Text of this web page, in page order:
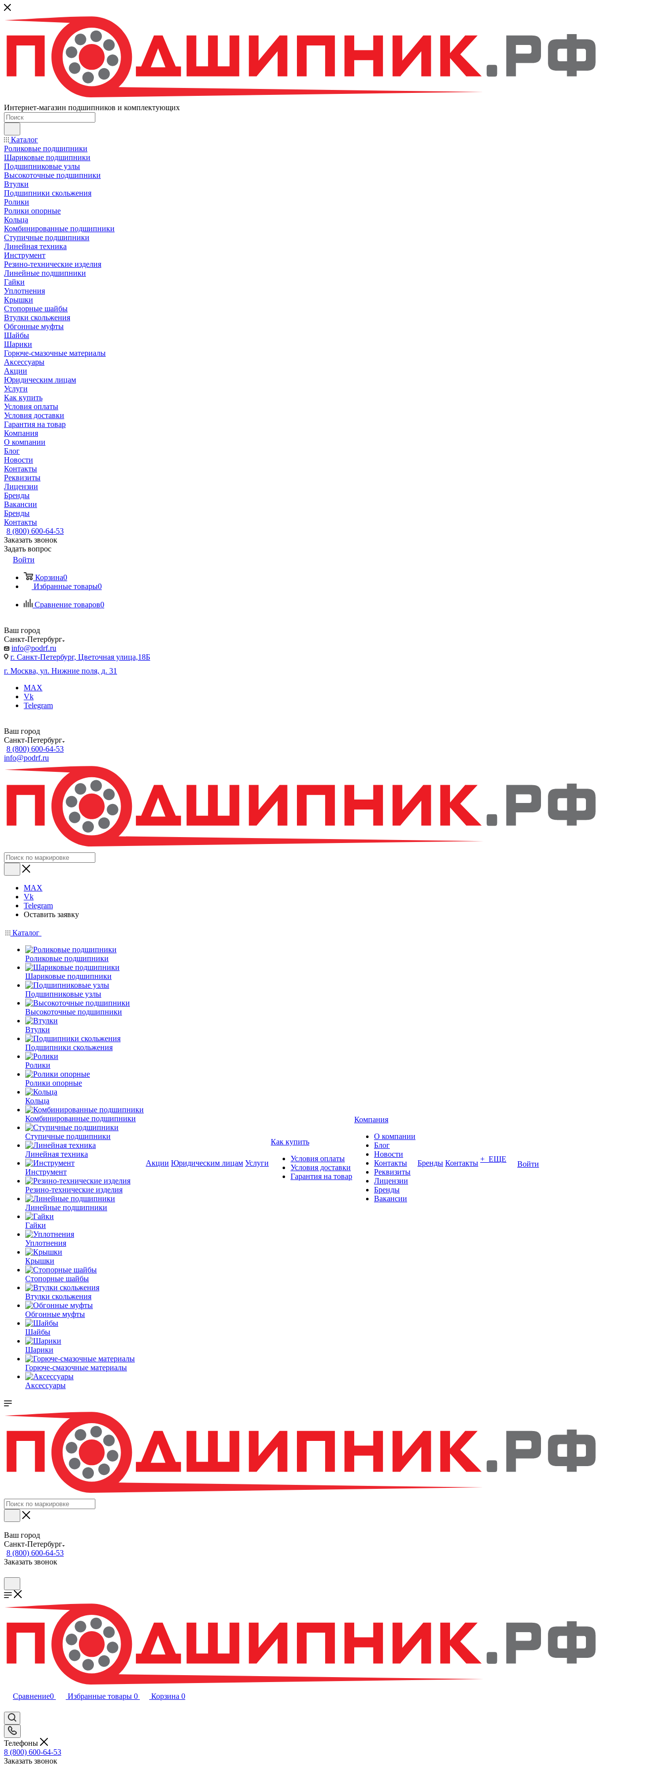
Интернет-магазин подшипников и комплектующих
Каталог
Роликовые подшипники
Шариковые подшипники
Подшипниковые узлы
Высокоточные подшипники
Втулки
Подшипники скольжения
Ролики
Ролики опорные
Кольца
Комбинированные подшипники
Ступичные подшипники
Линейная техника
Инструмент
Резино-технические изделия
Линейные подшипники
Гайки
Уплотнения
Крышки
Стопорные шайбы
Втулки скольжения
Обгонные муфты
Шайбы
Шарики
Горюче-смазочные материалы
Аксессуары
Акции
Юридическим лицам
Услуги
Как купить
Условия оплаты
Условия доставки
Гарантия на товар
Компания
О компании
Блог
Новости
Контакты
Реквизиты
Лицензии
Бренды
Вакансии
Бренды
Контакты
8 (800) 600-64-53
Заказать звонок
Задать вопрос
Войти
Корзина0
Избранные товары0
Сравнение товаров0
Ваш город
Санкт-Петербург
info@podrf.ru
г. Санкт-Петербург, Цветочная улица,18Б
г. Москва, ул. Нижние поля, д. 31
MAX
Vk
Telegram
Ваш город
Санкт-Петербург
8 (800) 600-64-53
info@podrf.ru
MAX
Vk
Telegram
Оставить заявку
Каталог
Роликовые подшипники
Шариковые подшипники
Подшипниковые узлы
Высокоточные подшипники
Втулки
Подшипники скольжения
Ролики
Ролики опорные
Кольца
Комбинированные подшипники
Ступичные подшипники
Линейная техника
Инструмент
Резино-технические изделия
Линейные подшипники
Гайки
Уплотнения
Крышки
Стопорные шайбы
Втулки скольжения
Обгонные муфты
Шайбы
Шарики
Горюче-смазочные материалы
Аксессуары
Акции Юридическим лицам Услуги
Как купить
Условия оплаты
Условия доставки
Гарантия на товар
Компания
О компании
Блог
Новости
Контакты
Реквизиты
Лицензии
Бренды
Вакансии
Бренды Контакты + ЕЩЕ
Войти
Ваш город
Санкт-Петербург
8 (800) 600-64-53
Заказать звонок
Сравнение0 Избранные товары 0 Корзина 0
Телефоны
8 (800) 600-64-53
Заказать звонок